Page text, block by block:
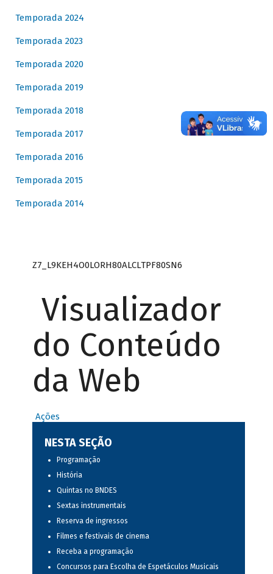
Temporada 2024
Temporada 2023
Temporada 2020
Temporada 2019
Temporada 2018
Temporada 2017
Temporada 2016
Temporada 2015
Temporada 2014
Z7_L9KEH4O0LORH80ALCLTPF80SN6
Visualizador
do Conteúdo
da Web
Ações
NESTA SEÇÃO
Programação
História
Quintas no BNDES
Sextas instrumentais
Reserva de ingressos
Filmes e festivais de cinema
Receba a programação
Concursos para Escolha de Espetáculos Musicais